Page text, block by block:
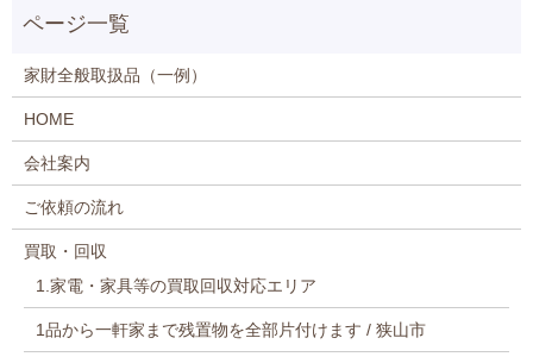
家財全般取扱品（一例）
HOME
会社案内
ご依頼の流れ
買取・回収
1.家電・家具等の買取回収対応エリア
1品から一軒家まで残置物を全部片付けます / 狭山市